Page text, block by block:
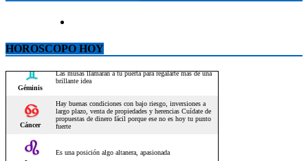
HOROSCOPO HOY